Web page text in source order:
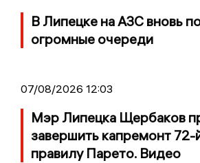
В Липецке на АЗС вновь
огромные очереди
07/08/2026 12:03
Мэр Липецка Щербаков
завершить капремонт
правилу Парето. Видео